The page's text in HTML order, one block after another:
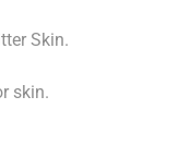
Skin.
skin.